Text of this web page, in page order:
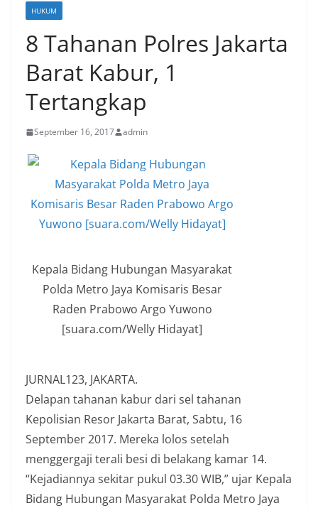
HUKUM
8 Tahanan Polres Jakarta
Barat Kabur, 1
Tertangkap
September 16, 2017 admin
Kepala Bidang Hubungan Masyarakat
Polda Metro Jaya Komisaris Besar
Raden Prabowo Argo Yuwono
[suara.com/Welly Hidayat]
JURNAL123, JAKARTA.
Delapan tahanan kabur dari sel tahanan
Kepolisian Resor Jakarta Barat, Sabtu, 16
September 2017. Mereka lolos setelah
menggergaji terali besi di belakang kamar 14.
“Kejadiannya sekitar pukul 03.30 WIB,” ujar Kepala
Bidang Hubungan Masyarakat Polda Metro Jaya